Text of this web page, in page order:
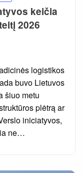
keičia
2026
logistikos
buvo Lietuvos
šiuo metu
plėtrą ar
iniciatyvos,
ne…